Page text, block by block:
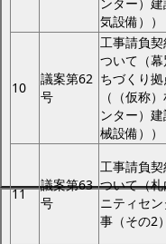
気設備））
10
議案第62
号
工事請負
ついて（
ちづくり
（（仮称
ンター）
械設備））
11
議案第63
号
工事請負
ついて（
ニティセ
事（その2